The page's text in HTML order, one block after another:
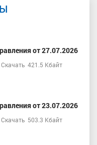
от 27.07.2026
Скачать 421.5 Кбайт
от 23.07.2026
Скачать 503.3 Кбайт